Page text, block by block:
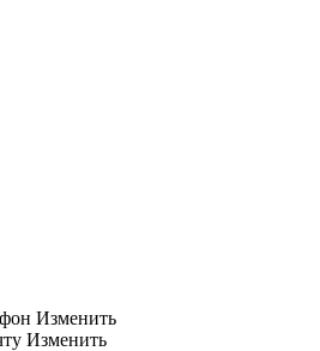
Изменить
Изменить